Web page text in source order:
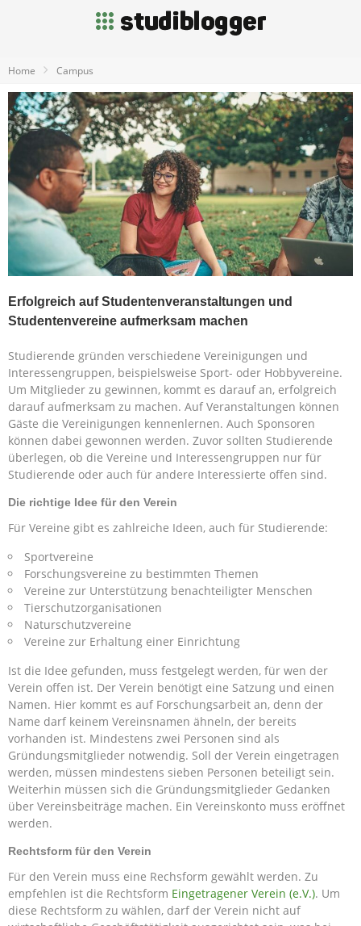
Home Campus
Erfolgreich auf Studentenveranstaltungen und
Studentenvereine aufmerksam machen
Studierende gründen verschiedene Vereinigungen und
Interessengruppen, beispielsweise Sport- oder Hobbyvereine.
Um Mitglieder zu gewinnen, kommt es darauf an, erfolgreich
darauf aufmerksam zu machen. Auf Veranstaltungen können
Gäste die Vereinigungen kennenlernen. Auch Sponsoren
können dabei gewonnen werden. Zuvor sollten Studierende
überlegen, ob die Vereine und Interessengruppen nur für
Studierende oder auch für andere Interessierte offen sind.
Die richtige Idee für den Verein
Für Vereine gibt es zahlreiche Ideen, auch für Studierende:
Sportvereine
Forschungsvereine zu bestimmten Themen
Vereine zur Unterstützung benachteiligter Menschen
Tierschutzorganisationen
Naturschutzvereine
Vereine zur Erhaltung einer Einrichtung
Ist die Idee gefunden, muss festgelegt werden, für wen der
Verein offen ist. Der Verein benötigt eine Satzung und einen
Namen. Hier kommt es auf Forschungsarbeit an, denn der
Name darf keinem Vereinsnamen ähneln, der bereits
vorhanden ist. Mindestens zwei Personen sind als
Gründungsmitglieder notwendig. Soll der Verein eingetragen
werden, müssen mindestens sieben Personen beteiligt sein.
Weiterhin müssen sich die Gründungsmitglieder Gedanken
über Vereinsbeiträge machen. Ein Vereinskonto muss eröffnet
werden.
Rechtsform für den Verein
Für den Verein muss eine Rechsform gewählt werden. Zu
empfehlen ist die Rechtsform Eingetragener Verein (e.V.). Um
diese Rechtsform zu wählen, darf der Verein nicht auf